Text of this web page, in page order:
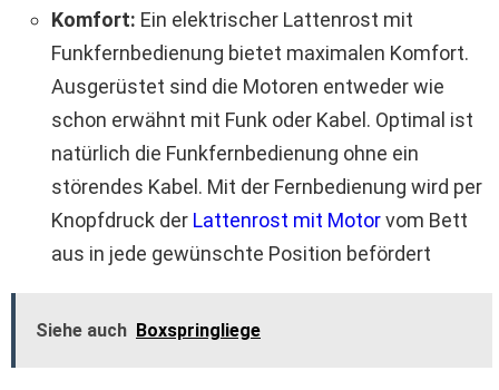
Komfort: Ein elektrischer Lattenrost mit
Funkfernbedienung bietet maximalen Komfort.
Ausgerüstet sind die Motoren entweder wie
schon erwähnt mit Funk oder Kabel. Optimal ist
natürlich die Funkfernbedienung ohne ein
störendes Kabel. Mit der Fernbedienung wird per
Knopfdruck der Lattenrost mit Motorvom Bett
aus in jede gewünschte Position befördert
Siehe auch Boxspringliege